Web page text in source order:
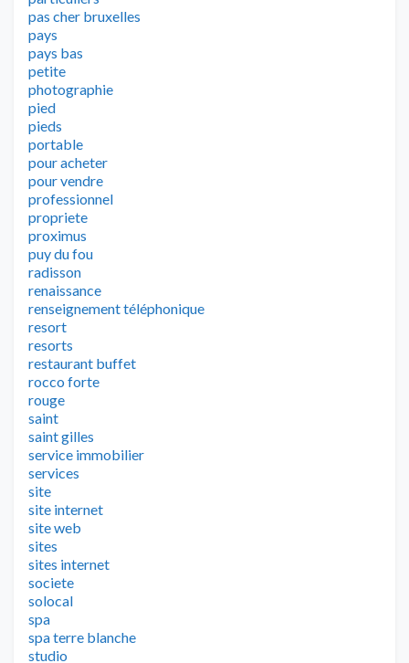
pas cher bruxelles
pays
pays bas
petite
photographie
pied
pieds
portable
pour acheter
pour vendre
professionnel
propriete
proximus
puy du fou
radisson
renaissance
renseignement téléphonique
resort
resorts
restaurant buffet
rocco forte
rouge
saint
saint gilles
service immobilier
services
site
site internet
site web
sites
sites internet
societe
solocal
spa
spa terre blanche
studio